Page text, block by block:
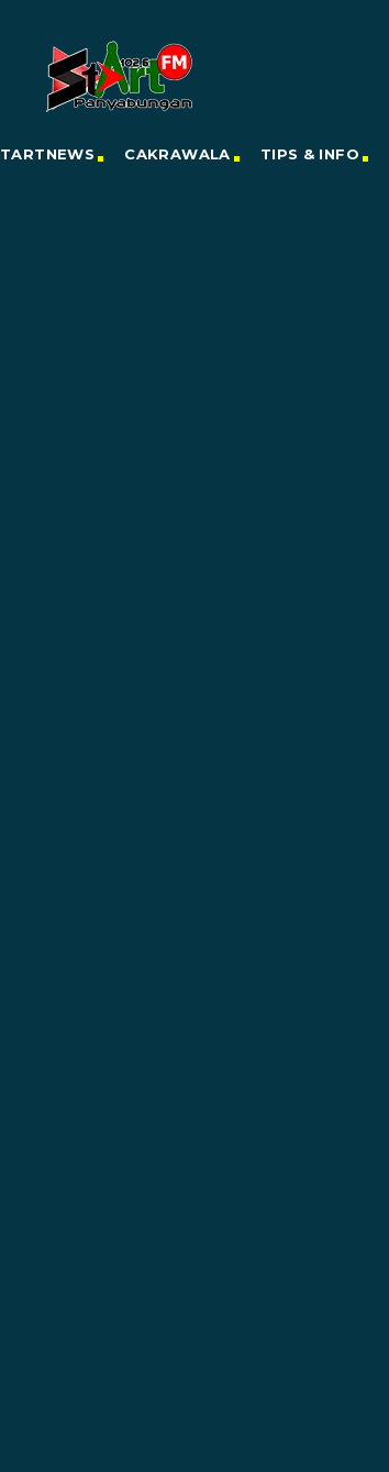
CAKRAWALA TIPS & INFO